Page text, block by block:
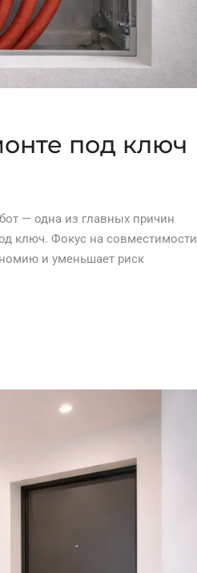
под ключ
— одна из главных причин
ключ. Фокус на совместимости
и уменьшает риск